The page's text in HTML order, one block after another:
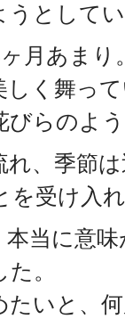
うとして
月あまり
く舞っ
びらのよ
、季節
を受け入
当に意
。
いと、